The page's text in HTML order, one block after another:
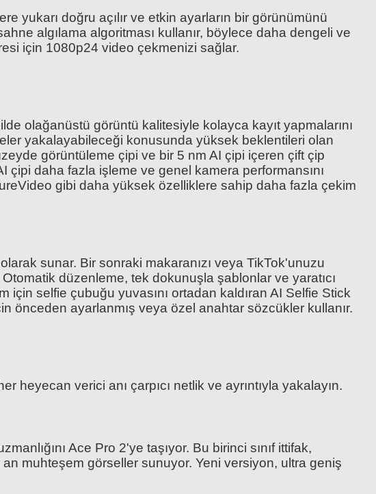
yukarı doğru açılır ve etkin ayarların bir görünümünü
algılama algoritması kullanır, böylece daha dengeli ve
için 1080p24 video çekmenizi sağlar.
olağanüstü görüntü kalitesiyle kolayca kayıt yapmalarını
yakalayabileceği konusunda yüksek beklentileri olan
görüntüleme çipi ve bir 5 nm AI çipi içeren çift çip
çipi daha fazla işleme ve genel kamera performansını
gibi daha yüksek özelliklere sahip daha fazla çekim
sunar. Bir sonraki makaranızı veya TikTok'unuzu
düzenleme, tek dokunuşla şablonlar ve yaratıcı
selfie çubuğu yuvasını ortadan kaldıran AI Selfie Stick
önceden ayarlanmış veya özel anahtar sözcükler kullanır.
heyecan verici anı çarpıcı netlik ve ayrıntıyla yakalayın.
Ace Pro 2'ye taşıyor. Bu birinci sınıf ittifak,
muhteşem görseller sunuyor. Yeni versiyon, ultra geniş